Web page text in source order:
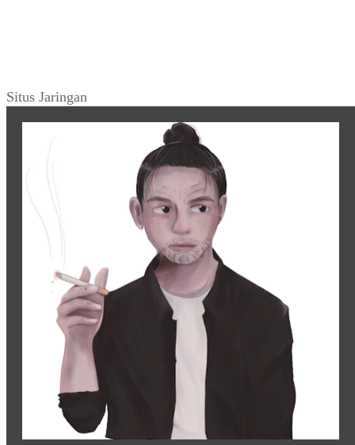
Situs Jaringan